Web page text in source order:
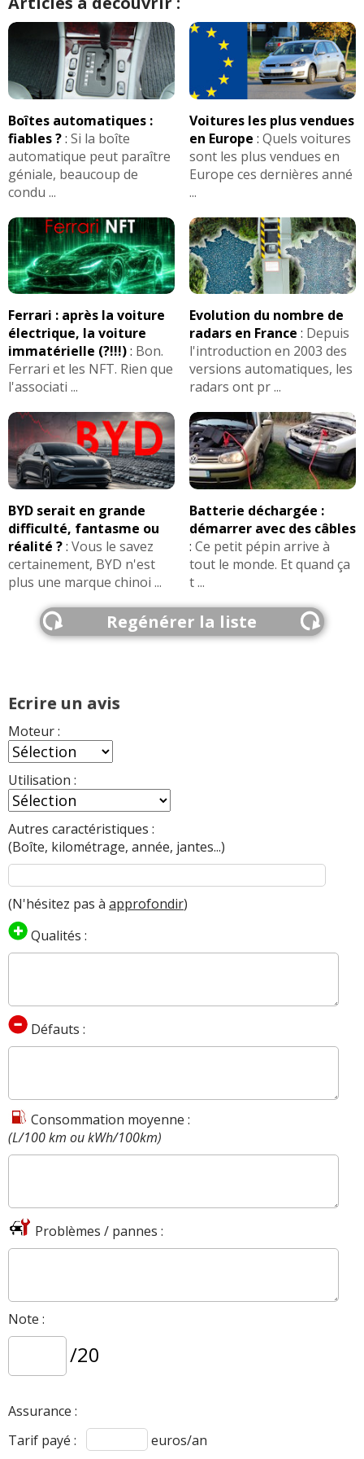
Boîtes automatiques :
fiables ?: Si la boîte
automatique peut paraître
géniale, beaucoup de
condu ...
Voitures les plus vendues
en Europe : Quels voitures
sont les plus vendues en
Europe ces dernières anné
...
Ferrari : après la voiture
électrique, la voiture
immatérielle (?!!!): Bon.
Ferrari et les NFT. Rien que
l'associati ...
Evolution du nombre de
radars en France : Depuis
l'introduction en 2003 des
versions automatiques, les
radars ont pr ...
BYD serait en grande
difficulté, fantasme ou
réalité ?: Vous le savez
certainement, BYD n'est
plus une marque chinoi ...
Batterie déchargée :
démarrer avec des câbles
: Ce petit pépin arrive à
tout le monde. Et quand ça
t ...
Regénérer la liste
Ecrire un avis
Moteur :
Utilisation :
Autres caractéristiques :
(Boîte, kilométrage, année, jantes...)
(N'hésitez pas à approfondir)
Qualités :
Défauts :
Consommation moyenne :
(L/100 km ou kWh/100km)
Problèmes / pannes :
Note :
/20
Assurance :
Tarif payé :
euros/an